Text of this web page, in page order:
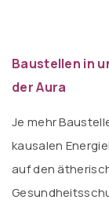
Baustellen in
der Aura
Je mehr
kausalen
auf den